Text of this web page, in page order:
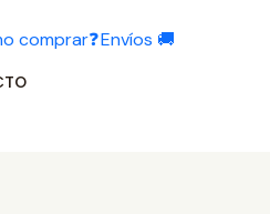
comprar❓Envíos 🚚